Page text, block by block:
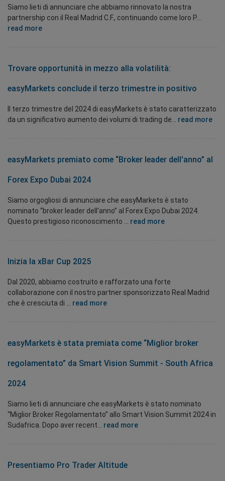
Siamo lieti di annunciare che abbiamo rinnovato la nostra
partnership con il Real Madrid C.F., continuando come loro P...
read more
Trovare opportunità in mezzo alla volatilità:
easyMarkets conclude il terzo trimestre in positivo
Il terzo trimestre del 2024 di easyMarkets è stato caratterizzato
da un significativo aumento dei volumi di trading de... read more
easyMarkets premiato come “Broker leader dell'anno” al
Forex Expo Dubai 2024
Siamo orgogliosi di annunciare che easyMarkets è stato
nominato “broker leader dell'anno” al Forex Expo Dubai 2024.
Questo prestigioso riconoscimento ... read more
Inizia la xBar Cup 2025
Dal 2020, abbiamo costruito e rafforzato una forte
collaborazione con il nostro partner sponsorizzato Real Madrid
che è cresciuta di ... read more
easyMarkets è stata premiata come “Miglior broker
regolamentato” da Smart Vision Summit - South Africa
2024
Siamo lieti di annunciare che easyMarkets è stato nominato
“Miglior Broker Regolamentato” allo Smart Vision Summit 2024 in
Sudafrica. Dopo aver recent... read more
Presentiamo Pro Trader Altitude